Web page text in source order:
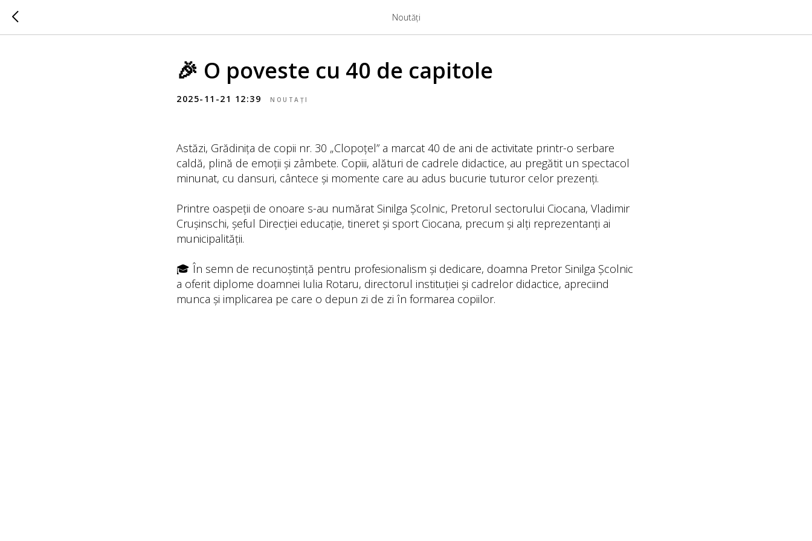
Noutăți
🎉 O poveste cu 40 de capitole
2025-11-21 12:39 NOUTAȚI
Astăzi, Grădinița de copii nr. 30 „Clopoțel” a marcat 40 de ani de activitate printr-o serbare
caldă, plină de emoții și zâmbete. Copiii, alături de cadrele didactice, au pregătit un spectacol
minunat, cu dansuri, cântece și momente care au adus bucurie tuturor celor prezenți.
Printre oaspeții de onoare s-au numărat Sinilga Școlnic, Pretorul sectorului Ciocana, Vladimir
Crușinschi, șeful Direcției educație, tineret și sport Ciocana, precum și alți reprezentanți ai
municipalității.
🎓 În semn de recunoștință pentru profesionalism și dedicare, doamna Pretor Sinilga Școlnic
a oferit diplome doamnei Iulia Rotaru, directorul instituției și cadrelor didactice, apreciind
munca și implicarea pe care o depun zi de zi în formarea copiilor.